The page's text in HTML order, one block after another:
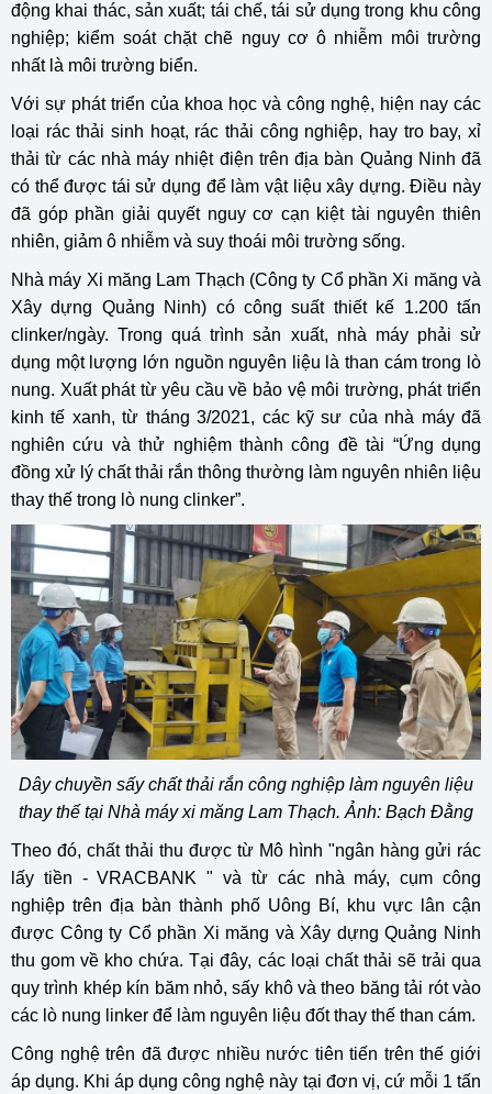
động khai thác, sản xuất; tái chế, tái sử dụng trong khu công
nghiệp; kiểm soát chặt chẽ nguy cơ ô nhiễm môi trường
nhất là môi trường biển.
Với sự phát triển của khoa học và công nghệ, hiện nay các
loại rác thải sinh hoạt, rác thải công nghiệp, hay tro bay, xỉ
thải từ các nhà máy nhiệt điện trên địa bàn Quảng Ninh đã
có thể được tái sử dụng để làm vật liệu xây dựng. Điều này
đã góp phần giải quyết nguy cơ cạn kiệt tài nguyên thiên
nhiên, giảm ô nhiễm và suy thoái môi trường sống.
Nhà máy Xi măng Lam Thạch (Công ty Cổ phần Xi măng và
Xây dựng Quảng Ninh) có công suất thiết kế 1.200 tấn
clinker/ngày. Trong quá trình sản xuất, nhà máy phải sử
dụng một lượng lớn nguồn nguyên liệu là than cám trong lò
nung. Xuất phát từ yêu cầu về bảo vệ môi trường, phát triển
kinh tế xanh, từ tháng 3/2021, các kỹ sư của nhà máy đã
nghiên cứu và thử nghiệm thành công đề tài “Ứng dụng
đồng xử lý chất thải rắn thông thường làm nguyên nhiên liệu
thay thế trong lò nung clinker”.
Dây chuyền sấy chất thải rắn công nghiệp làm nguyên liệu
thay thế tại Nhà máy xi măng Lam Thạch. Ảnh: Bạch Đằng
Theo đó, chất thải thu được từ Mô hình "ngân hàng gửi rác
lấy tiền - VRACBANK " và từ các nhà máy, cụm công
nghiệp trên địa bàn thành phố Uông Bí, khu vực lân cận
được Công ty Cổ phần Xi măng và Xây dựng Quảng Ninh
thu gom về kho chứa. Tại đây, các loại chất thải sẽ trải qua
quy trình khép kín băm nhỏ, sấy khô và theo băng tải rót vào
các lò nung linker để làm nguyên liệu đốt thay thế than cám.
Công nghệ trên đã được nhiều nước tiên tiến trên thế giới
áp dụng. Khi áp dụng công nghệ này tại đơn vị, cứ mỗi 1 tấn